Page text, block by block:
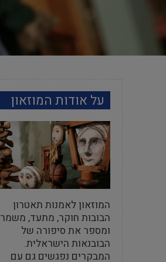
על אודות המוזאון
המוזאון לאמנות תאטרון
הבובות חוקר, מתעד, משמר
ומספר את סיפורה של
הבובנאות הישראלית.
המבקרים נפגשים גם עם